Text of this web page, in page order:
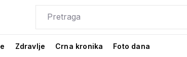
Zdravlje Crna kronika Foto dana